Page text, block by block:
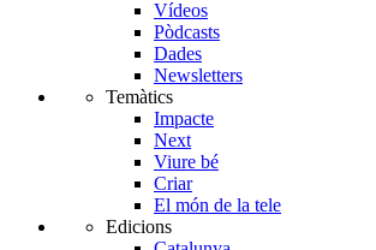
Vídeos
Pòdcasts
Dades
Newsletters
Temàtics
Impacte
Next
Viure bé
Criar
El món de la tele
Edicions